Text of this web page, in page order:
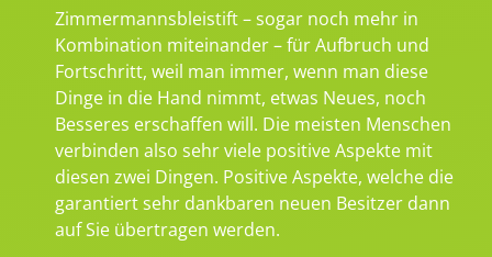
Zimmermannsbleistift – sogar noch mehr in
Kombination miteinander – für Aufbruch und
Fortschritt, weil man immer, wenn man diese
Dinge in die Hand nimmt, etwas Neues, noch
Besseres erschaffen will. Die meisten Menschen
verbinden also sehr viele positive Aspekte mit
diesen zwei Dingen. Positive Aspekte, welche die
garantiert sehr dankbaren neuen Besitzer dann
auf Sie übertragen werden.